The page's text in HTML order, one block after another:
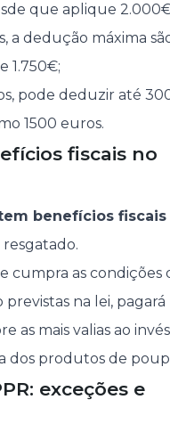
que aplique
a dedução máxima
1.750€;
pode deduzir até
1500 euros.
fiscais no
benefícios fiscais
cumpra as condições
na lei,
as mais valias ao
dos produtos de
exceções e